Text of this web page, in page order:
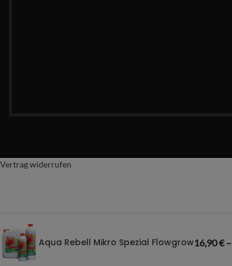
Aqua Rebell Mikro Spezial Flowgrow16,90€–
Vertrag widerrufen